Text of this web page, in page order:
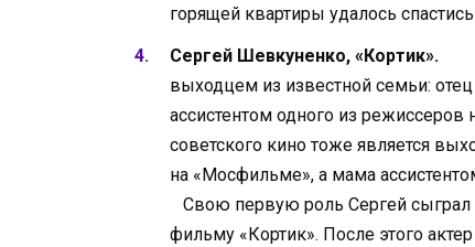
горящей квартиры удалось
Сергей Шевкуненко, «Кортик».
выходцем из известной семьи:
ассистентом одного из режиссеров
советского кино тоже является
на «Мосфильме», а мама
Свою первую роль Сергей сыграл
фильму «Кортик». После этого